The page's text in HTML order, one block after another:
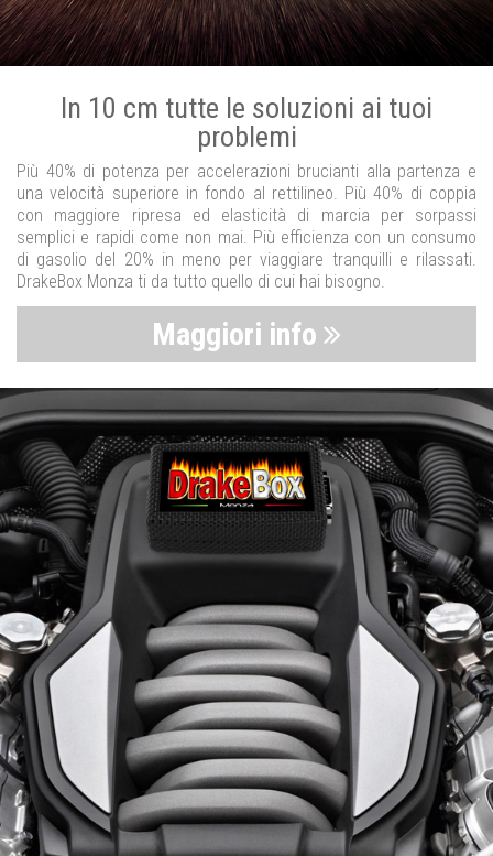
In 10 cm tutte le soluzioni ai tuoi
problemi
Più 40% di potenza per accelerazioni brucianti alla partenza e
una velocità superiore in fondo al rettilineo. Più 40% di coppia
con maggiore ripresa ed elasticità di marcia per sorpassi
semplici e rapidi come non mai. Più efficienza con un consumo
di gasolio del 20% in meno per viaggiare tranquilli e rilassati.
DrakeBox Monza ti da tutto quello di cui hai bisogno.
Maggiori info